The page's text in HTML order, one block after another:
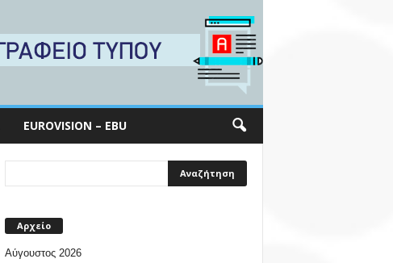
EUROVISION – EBU
Αρχείο
Αύγουστος 2026